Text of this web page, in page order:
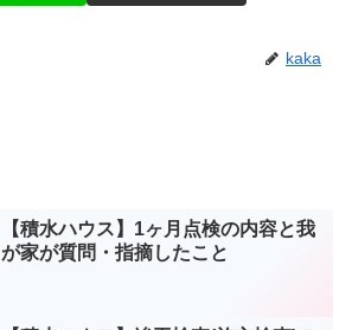
kaka
【積水ハウス】1ヶ月点検の内容と我
が家が質問・指摘したこと